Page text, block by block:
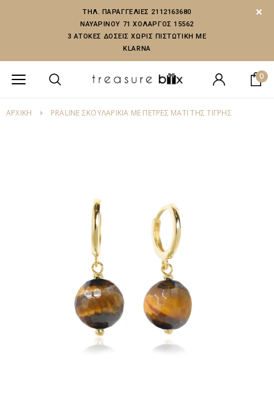
ΤΗΛ. ΠΑΡΑΓΓΕΛΙΕΣ 2112163680
ΝΑΥΑΡΙΝΟΥ 71 ΧΟΛΑΡΓΟΣ 15562
3 ΑΤΟΚΕΣ ΔΟΣΕΙΣ ΧΩΡΙΣ ΠΙΣΤΩΤΙΚΗ ΜΕ
KLARNA
0
ΑΡΧΙΚΗ PRALINE ΣΚΟΥΛΑΡΊΚΙΑ ΜΕ ΠΈΤΡΕΣ ΜΆΤΙ ΤΗΣ ΤΊΓΡΗΣ